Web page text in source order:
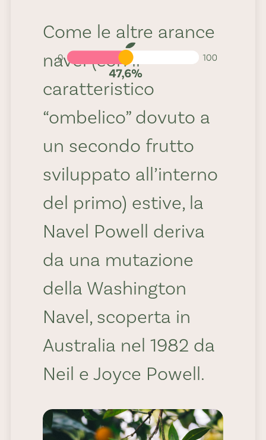
Usi e
ricette
Anche in questo
caso, come per le
troviamo di fronte a
Come le altre arance
navel (con il
caratteristico
“ombelico” dovuto a
un secondo frutto
sviluppato all’interno
del primo) estive, la
Navel Powell deriva
da una mutazione
della Washington
Navel, scoperta in
Australia nel 1982 da
Neil e Joyce Powell.